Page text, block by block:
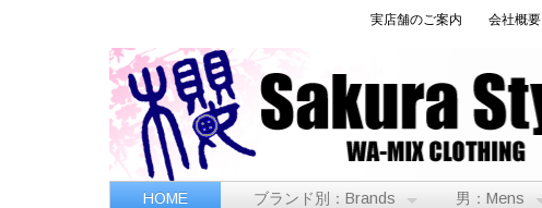
実店舗のご案内 会社概要
HOME ブランド別：Brands 男：Mens